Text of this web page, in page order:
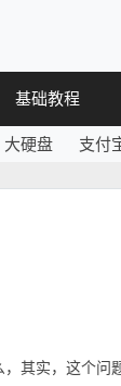
基础教程
大硬盘 支付
其实，这个问